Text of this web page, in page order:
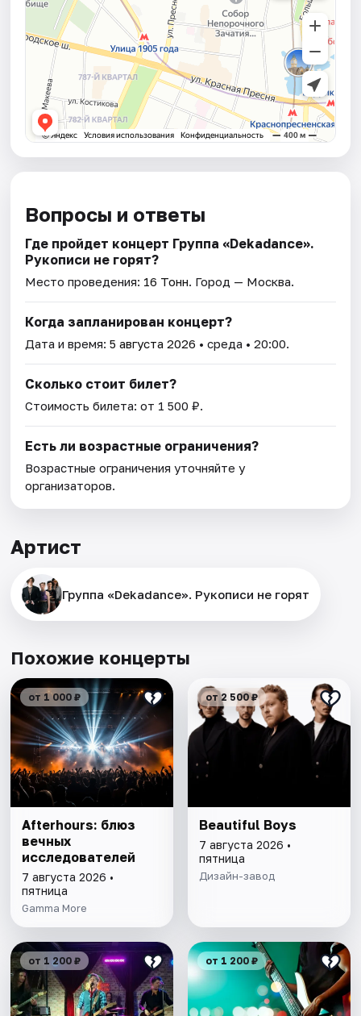
Вопросы и ответы
Где пройдет концерт Группа «Dekadance».
Рукописи не горят?
Место проведения: 16 Тонн. Город — Москва.
Когда запланирован концерт?
Дата и время:5 августа 2026 • среда • 20:00.
Сколько стоит билет?
Стоимость билета: от 1 500 ₽.
Есть ли возрастные ограничения?
Возрастные ограничения уточняйте у
организаторов.
Артист
Группа «Dekadance». Рукописи не горят
Похожие концерты
от 1 000 ₽
Afterhours: блюз
вечных
исследователей
7 августа 2026 •
пятница
Gamma More
от 2 500 ₽
Beautiful Boys
7 августа 2026 •
пятница
Дизайн-завод
от 1 200 ₽ от 1 200 ₽